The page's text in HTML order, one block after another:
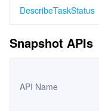
DescribeTaskStatus
Snapshot APIs
API Name